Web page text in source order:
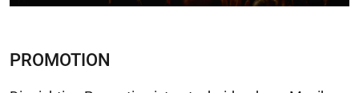
PROMOTION